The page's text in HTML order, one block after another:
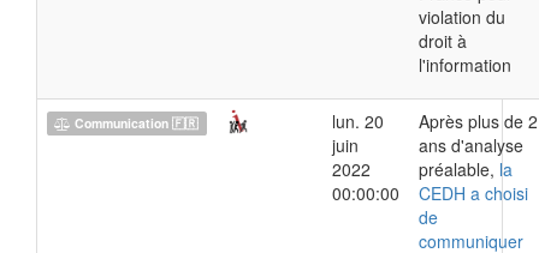
violation du
droit à
l'information
Communication 🇫🇷
lun. 20
juin
2022
00:00:00
Après plus de 2
ans d'analyse
préalable, la
CEDH a choisi
de
communiquer